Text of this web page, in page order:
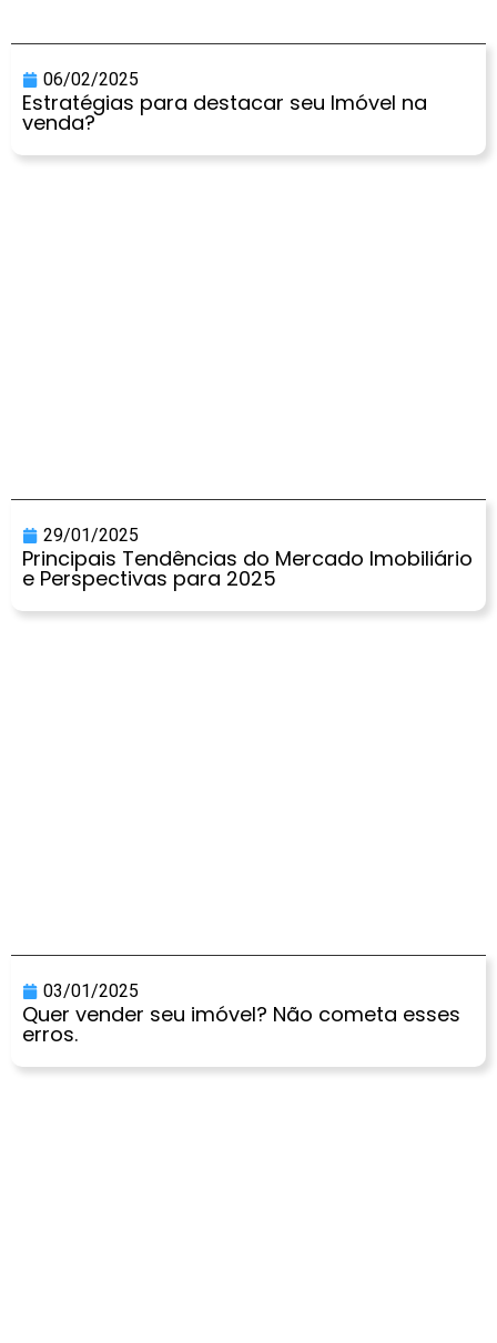
06/02/2025
Estratégias para destacar seu Imóvel na
venda?
29/01/2025
Principais Tendências do Mercado Imobiliário
e Perspectivas para 2025
03/01/2025
Quer vender seu imóvel? Não cometa esses
erros.